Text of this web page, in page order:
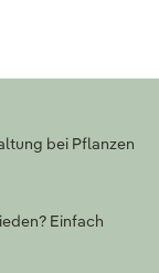
bei Pflanzen
Einfach